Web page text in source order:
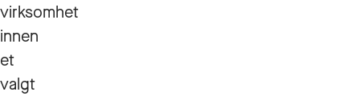
virksomhet
innen
et
valgt